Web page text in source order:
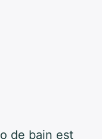
de bain est